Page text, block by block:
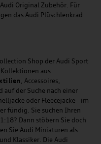
Original Zubehör. Für
das Audi Plüschlenkrad
Shop der Audi Sport
aus
, Accessoires,
auf der Suche nach einer
oder Fleecejacke - im
fündig. Sie suchen Ihren
Dann stöbern Sie doch
Sie Audi Miniaturen als
Klassiker. Die Audi